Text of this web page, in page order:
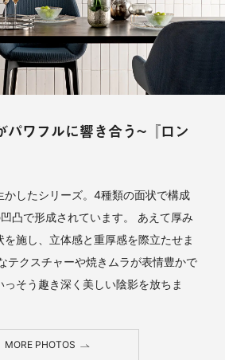
パワフルに響き合う~『ロン
かしたシリーズ。4種類の面状で構成
凸で形成されています。 あえて厚み
施し、立体感と重厚感を際立たせま
テクスチャーや焼きムラが表情豊かで
そう趣き深く美しい陰影を放ちま
MORE PHOTOS